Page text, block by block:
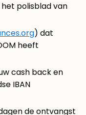
polisblad van
) dat
heeft
cash back en
IBAN
de ontvangst